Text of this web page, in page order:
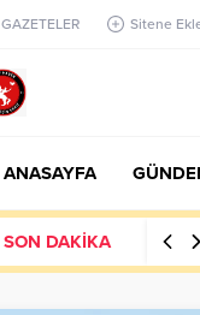
GAZETELER Sitene
ANASAYFA
SON DAKİKA